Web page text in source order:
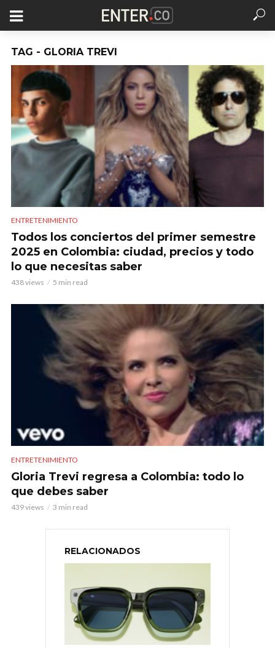
TAG - GLORIA TREVI
ENTRETENIMIENTO
Todos los conciertos del primer semestre
2025 en Colombia: ciudad, precios y todo
lo que necesitas saber
438 views 5 min read
ENTRETENIMIENTO
Gloria Trevi regresa a Colombia: todo lo
que debes saber
439 views 3 min read
RELACIONADOS